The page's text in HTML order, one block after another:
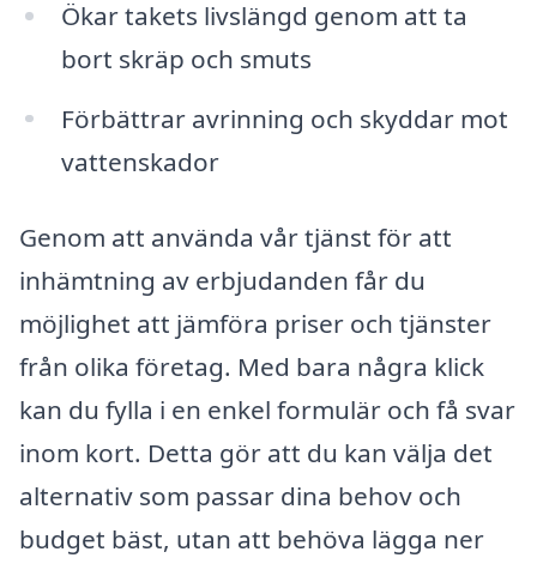
Ökar takets livslängd genom att ta
bort skräp och smuts
Förbättrar avrinning och skyddar mot
vattenskador
Genom att använda vår tjänst för att
inhämtning av erbjudanden får du
möjlighet att jämföra priser och tjänster
från olika företag. Med bara några klick
kan du fylla i en enkel formulär och få svar
inom kort. Detta gör att du kan välja det
alternativ som passar dina behov och
budget bäst, utan att behöva lägga ner